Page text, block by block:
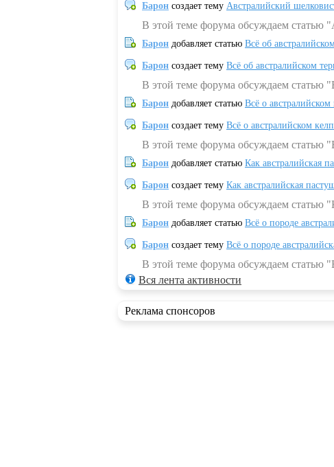
Барон создает тему Австралийский
В этой теме форума обсуждаем статью
Барон добавляет статью Всё об
Барон создает тему Всё об австралийском
В этой теме форума обсуждаем статью
Барон добавляет статью Всё о австралийском
Барон создает тему Всё о австралийском
В этой теме форума обсуждаем статью
Барон добавляет статью Как австралийская
Барон создает тему Как австралийская
В этой теме форума обсуждаем статью
Барон добавляет статью Всё о породе
Барон создает тему Всё о породе
В этой теме форума обсуждаем статью
Вся лента активности
Реклама спонсоров